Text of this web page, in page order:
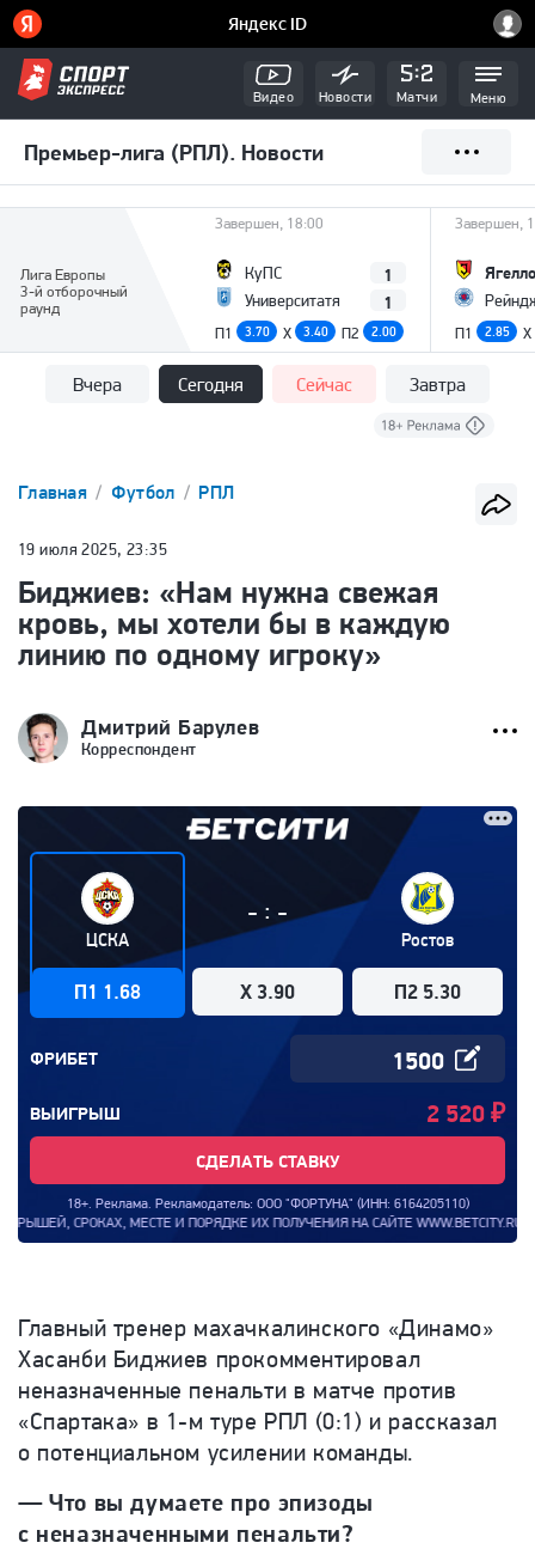
Видео Новости Матчи Меню
Премьер-лига (РПЛ). Новости
Лига Европы
3-й отборочный
раунд
Завершен, 18:00
КуПС
Университатя
1
1
П1 3.70 X 3.40 П2 2.00
Завершен,
П1 2.85 X
Вчера Сегодня Сейчас Завтра
Главная Футбол РПЛ
19 июля 2025, 23:35
Биджиев: «Нам нужна свежая
кровь, мы хотели бы в каждую
линию по одному игроку»
Дмитрий Барулев
Корреспондент
ЦСКА
П1 1.68
- : -
X 3.90
Ростов
П2 5.30
ФРИБЕТ
ВЫИГРЫШ 2 520 ₽
СДЕЛАТЬ СТАВКУ
18+. Реклама. Рекламодатель: ООО "ФОРТУНА" (ИНН: 6164205110)
И ПОРЯДКЕ ИХ ПОЛУЧЕНИЯ НА САЙТЕ
Главный тренер махачкалинского «Динамо»
Хасанби Биджиев прокомментировал
неназначенные пенальти в матче против
«Спартака» в 1-м туре РПЛ (0:1) и рассказал
о потенциальном усилении команды.
— Что вы думаете про эпизоды
с неназначенными пенальти?